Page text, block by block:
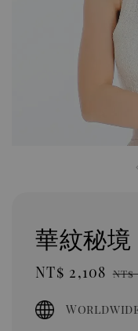
華紋秘境
Sale
NT$ 2,108 NT$